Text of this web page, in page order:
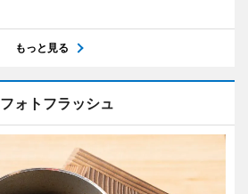
もっと見る
フォトフラッシュ